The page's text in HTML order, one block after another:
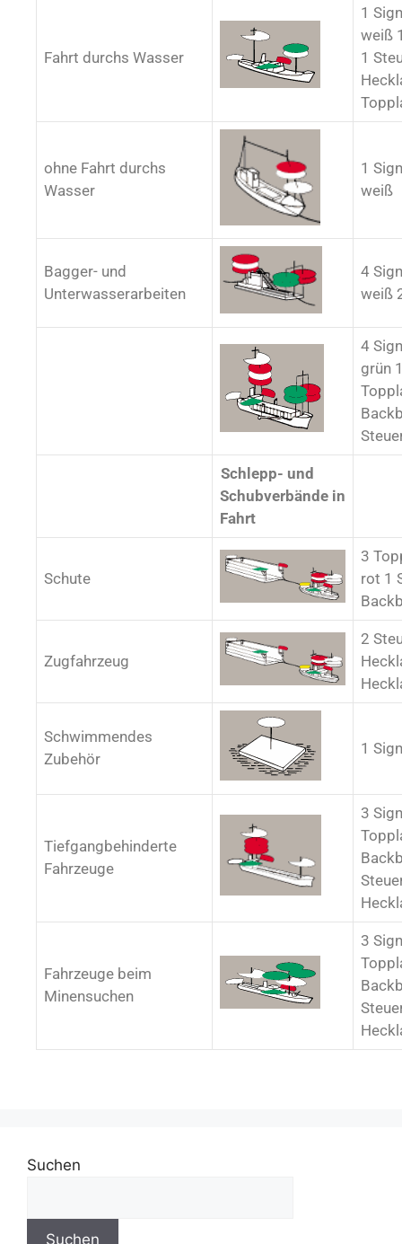
Fahrt durchs Wasser
1
weiß
1
ohne Fahrt durchs
Wasser
1
weiß
Bagger- und
Unterwasserarbeiten
4
weiß
4
grün
Schlepp- und
Schubverbände in
Fahrt
Schute
3
rot 1
Zugfahrzeug
2
Schwimmendes
Zubehör
1
Tiefgangbehinderte
Fahrzeuge
3
Fahrzeuge beim
Minensuchen
3
Suchen
Suchen